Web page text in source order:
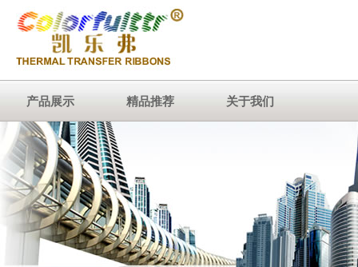
产品展示 精品推荐 关于我们